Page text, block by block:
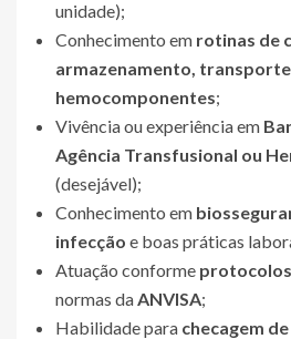
unidade);
Conhecimento em rotinas de
armazenamento,
hemocomponentes;
Vivência ou experiência em
Agência Transfusional ou
(desejável);
Conhecimento em
infecção e boas práticas
Atuação conforme
normas daANVISA;
Habilidade para checagem